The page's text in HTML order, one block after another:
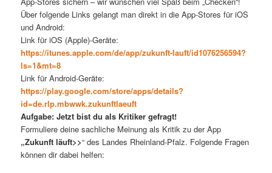
Über folgende Links gelangt man direkt in die App-Stores für iOS
und Android:
Link für iOS (Apple)-Geräte:
https://itunes.apple.com/de/app/zukunft-lauft/id1076256594?
ls=1&mt=8
Link für Android-Geräte:
https://play.google.com/store/apps/details?
id=de.rlp.mbwwk.zukunftlaeuft
Aufgabe: Jetzt bist du als Kritiker gefragt!
Formuliere deine sachliche Meinung als Kritik zu der App
„Zukunft läuft>>“ des Landes Rheinland-Pfalz. Folgende Fragen
können dir dabei helfen: